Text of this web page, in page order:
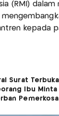
(RMI)
kepada
Surat
Ibu Minta